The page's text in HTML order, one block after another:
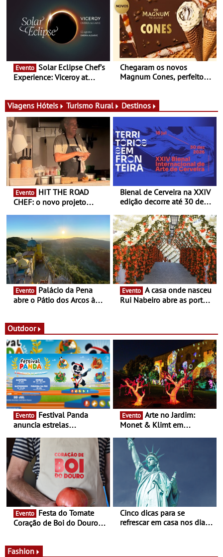
conceito gastronómico
itinerante que percorre
Portugal
experiências
Evento
Experience: Viceroy at
exclusiva
Chegaram os novos
Magnum Cones, perfeitos
Viagens Hóteis Turismo Rural Destinos
Evento
CHEF: o novo projeto
Queiroz Ribeiro - Um novo
conceito gastronómico
itinerante que percorre
Portugal
Bienal de Cerveira na XXIV
edição decorre até 30 de
enquanto “Territórios sem
Fronteira”
Evento
abre o Pátio dos Arcos à
Evento
Rui Nabeiro abre as portas
16 de agosto
Outdoor
Evento
anuncia estrelas
- Entre Junho e Julho pelo
país
Evento
Monet & Klimt em
ao final de Setembro -
Experiência luminosa no
jardim do Museu de
Alberto Sampaio
Evento
Coração de Boi do Douro -
Cinco dicas para se
refrescar em casa nos dias
Fashion